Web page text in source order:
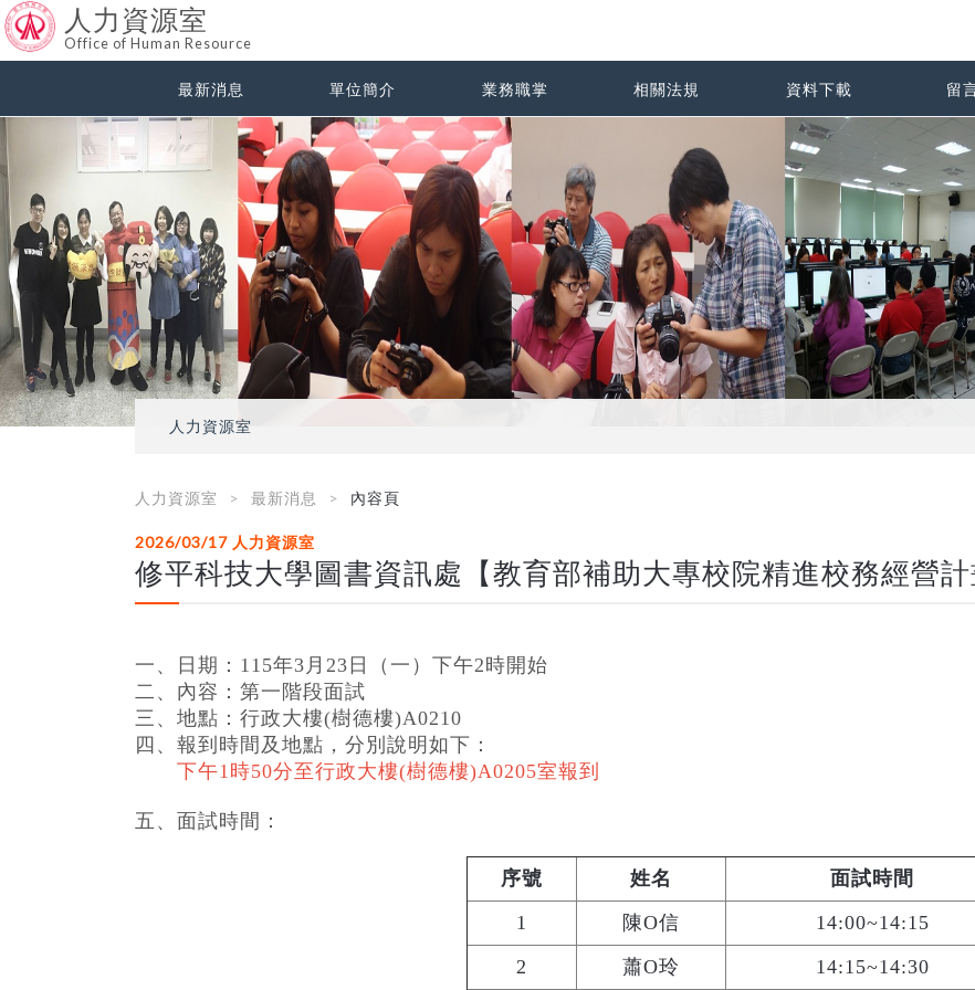
人力資源室
Office of Human Resource
最新消息 單位簡介 業務職掌 相關法規 資料下載 留
人力資源室
人力資源室 最新消息 內容頁
2026/03/17 人力資源室
修平科技大學圖書資訊處【教育部補助大專校院精進校務經營
一、日期：115年3 月23 日（一 ）下午2時開始
二、內容：第一階段面試
三、地點：行政大樓(樹德樓)A0210
四、報到時間及地點，分別說明如下：
下午1時50分至行政大樓(樹德樓)A0205室報到
五、面試時間：
序號 姓名
面試時間
1
陳O信
14:00~14:15
2
蕭O玲
14:15~14:30